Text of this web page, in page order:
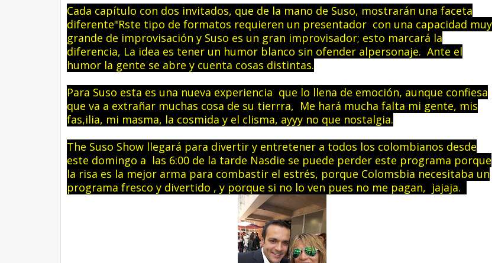
Cada capítulo con dos invitados, que de la mano de Suso, mostrarán una faceta
diferente"Rste tipo de formatos requieren un presentador con una capacidad muy
grande de improvisación y Suso es un gran improvisador; esto marcará la
diferencia, La idea es tener un humor blanco sin ofender alpersonaje. Ante el
humor la gente se abre y cuenta cosas distintas.
Para Suso esta es una nueva experiencia que lo llena de emoción, aunque confiesa
que va a extrañar muchas cosa de su tierrra, Me hará mucha falta mi gente, mis
fas,ilia, mi masma, la cosmida y el clisma, ayyy no que nostalgia.
The Suso Show llegará para divertir y entretener a todos los colombianos desde
este domingo a las 6:00 de la tarde Nasdie se puede perder este programa porque
la risa es la mejor arma para combastir el estrés, porque Colomsbia necesitaba un
programa fresco y divertido , y porque si no lo ven pues no me pagan, jajaja.